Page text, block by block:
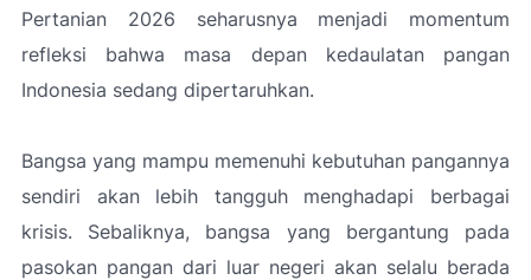
Pertanian 2026 seharusnya menjadi momentum
refleksi bahwa masa depan kedaulatan pangan
Indonesia sedang dipertaruhkan.
Bangsa yang mampu memenuhi kebutuhan pangannya
sendiri akan lebih tangguh menghadapi berbagai
krisis. Sebaliknya, bangsa yang bergantung pada
pasokan pangan dari luar negeri akan selalu berada